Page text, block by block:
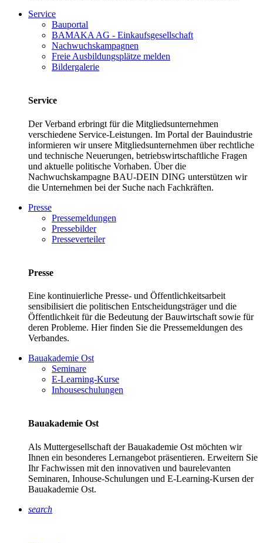
Service
Bauportal
BAMAKA AG - Einkaufsgesellschaft
Nachwuchskampagnen
Freie Ausbildungsplätze melden
Bildergalerie
Service
Der Verband erbringt für die Mitgliedsunternehmen
verschiedene Service-Leistungen. Im Portal der Bauindustrie
informieren wir unsere Mitgliedsunternehmen über rechtliche
und technische Neuerungen, betriebswirtschaftliche Fragen
und aktuelle politische Vorhaben. Über die
Nachwuchskampagne BAU-DEIN DING unterstützen wir
die Unternehmen bei der Suche nach Fachkräften.
Presse
Pressemeldungen
Pressebilder
Presseverteiler
Presse
Eine kontinuierliche Presse- und Öffentlichkeitsarbeit
sensibilisiert die politischen Entscheidungsträger und die
Öffentlichkeit für die Bedeutung der Bauwirtschaft sowie für
deren Probleme. Hier finden Sie die Pressemeldungen des
Verbandes.
Bauakademie Ost
Seminare
E-Learning-Kurse
Inhouseschulungen
Bauakademie Ost
Als Muttergesellschaft der Bauakademie Ost möchten wir
Ihnen ein besonderes Lernangebot präsentieren. Erweitern Sie
Ihr Fachwissen mit den innovativen und baurelevanten
Seminaren, Inhouse-Schulungen und E-Learning-Kursen der
Bauakademie Ost.
search